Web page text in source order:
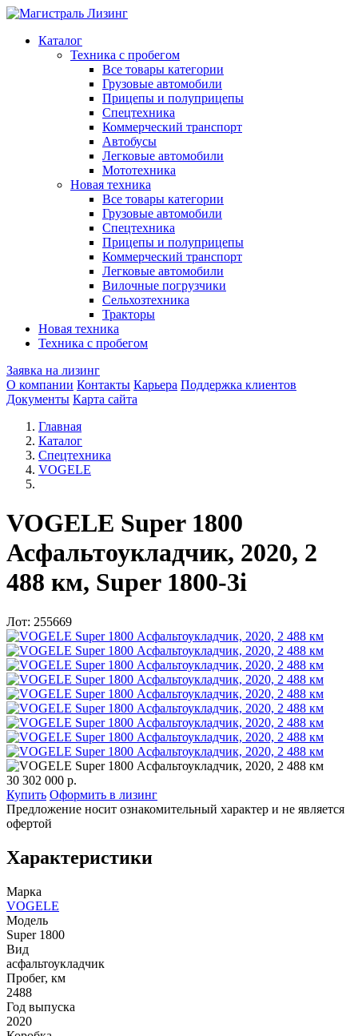
Каталог
Техника с пробегом
Все товары категории
Грузовые автомобили
Прицепы и полуприцепы
Спецтехника
Коммерческий транспорт
Автобусы
Легковые автомобили
Мототехника
Новая техника
Все товары категории
Грузовые автомобили
Спецтехника
Прицепы и полуприцепы
Коммерческий транспорт
Легковые автомобили
Вилочные погрузчики
Сельхозтехника
Тракторы
Новая техника
Техника с пробегом
Заявка на лизинг
О компании Контакты Карьера Поддержка клиентов
Документы Карта сайта
Главная
Каталог
Спецтехника
VOGELE
VOGELE Super 1800
Асфальтоукладчик, 2020, 2
488 км, Super 1800-3i
Лот: 255669
30 302 000 р.
Купить Оформить в лизинг
Предложение носит ознакомительный характер и не является
офертой
Характеристики
Марка
VOGELE
Модель
Super 1800
Вид
асфальтоукладчик
Пробег, км
2488
Год выпуска
2020